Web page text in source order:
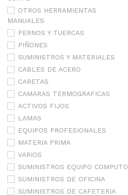
OTROS HERRAMIENTAS
MANUALES
PERNOS Y TUERCAS
PIÑONES
SUMINISTROS Y MATERIALES
CABLES DE ACERO
CARETAS
CAMARAS TERMOGRAFICAS
ACTIVOS FIJOS
LAMAS
EQUIPOS PROFESIONALES
MATERIA PRIMA
VARIOS
SUMINISTROS EQUIPO COMPUTO
SUMINISTROS DE OFICINA
SUMINISTROS DE CAFETERIA